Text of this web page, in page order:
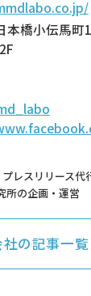
橋小伝馬町
レスリリース代
所の企画・運営
社の記事一覧